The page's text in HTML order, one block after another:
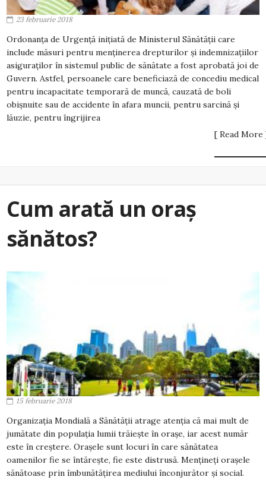
23 februarie 2018
Ordonanța de Urgență inițiată de Ministerul Sănătății care
include măsuri pentru menținerea drepturilor și indemnizațiilor
asiguraților în sistemul public de sănătate a fost aprobată joi de
Guvern. Astfel, persoanele care beneficiază de concediu medical
pentru incapacitate temporară de muncă, cauzată de boli
obișnuite sau de accidente în afara muncii, pentru sarcină și
lăuzie, pentru îngrijirea
[ Read More
Cum arată un oraș
sănătos?
15 februarie 2018
Organizația Mondială a Sănătății atrage atenția că mai mult de
jumătate din populația lumii trăiește în orașe, iar acest număr
este în creștere. Orașele sunt locuri în care sănătatea
oamenilor fie se întărește, fie este distrusă. Mențineți orașele
sănătoase prin îmbunătățirea mediului înconjurător și social.